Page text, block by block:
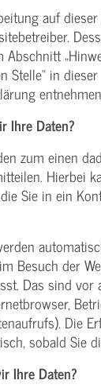
auf
Abschnitt
Stelle“ in dieser
Ihre Daten?
zum einen
Hierbei
Sie in ein
Besuch der
Das sind
Die
sobald Sie
Ihre Daten?